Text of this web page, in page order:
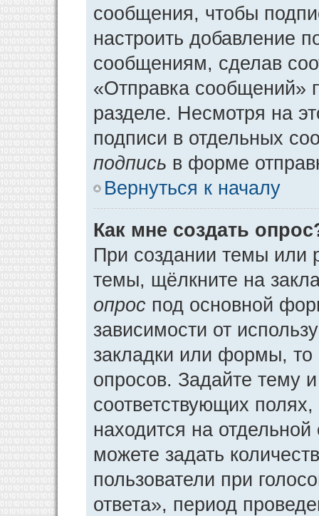
сообщения, чтобы
настроить добавление
сообщениям, сделав
«Отправка сообщений»
разделе. Несмотря на
подписи в отдельных
подпись в форме
Вернуться к началу
Как мне создать
При создании темы или
темы, щёлкните на
опрос под основной
зависимости от
закладки или формы, то
опросов. Задайте тему
соответствующих
находится на
можете задать
пользователи при
ответа», период